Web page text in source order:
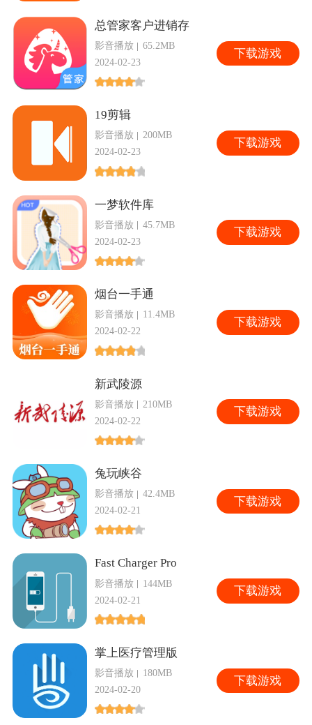
总管家客户进销存
影音播放
65.2MB
2024-02-23
下载游戏
19剪辑
影音播放
200MB
2024-02-23
下载游戏
一梦软件库
影音播放
45.7MB
2024-02-23
下载游戏
烟台一手通
影音播放
11.4MB
2024-02-22
下载游戏
新武陵源
影音播放
210MB
2024-02-22
下载游戏
兔玩峡谷
影音播放
42.4MB
2024-02-21
下载游戏
Fast Charger Pro
影音播放
144MB
2024-02-21
下载游戏
掌上医疗管理版
影音播放
180MB
2024-02-20
下载游戏